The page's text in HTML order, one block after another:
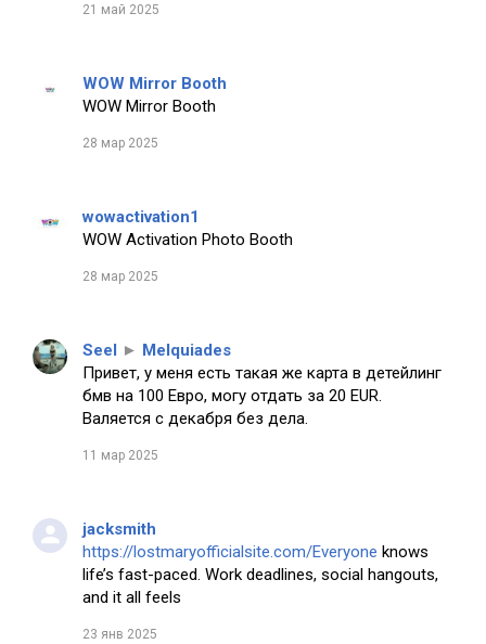
21 май 2025
WOW Mirror Booth
WOW Mirror Booth
28 мар 2025
wowactivation1
WOW Activation Photo Booth
28 мар 2025
Seel ► Melquiades
Привет, у меня есть такая же карта в детейлинг
бмв на 100 Евро, могу отдать за 20 EUR.
Валяется с декабря без дела.
11 мар 2025
jacksmith
https://lostmaryofficialsite.com/Everyone knows
life’s fast-paced. Work deadlines, social hangouts,
and it all feels
23 янв 2025